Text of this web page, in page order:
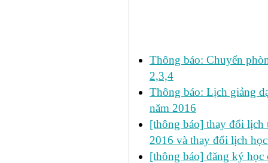
Thông báo: Chuyển
2,3,4
Thông báo: Lịch giảng
năm 2016
[thông báo] thay đổi lịch
2016 và thay đổi lịch
[thông báo] đăng ký